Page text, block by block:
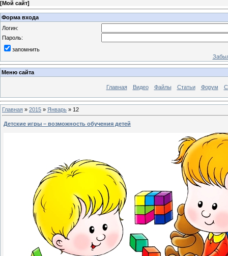
[Мой сайт]
Форма входа
Логин:
Пароль:
запомнить
Меню сайта
Главная Видео Файлы Статьи Форум
Главная » 2015 » Январь » 12
Детские игры – возможность обучения детей